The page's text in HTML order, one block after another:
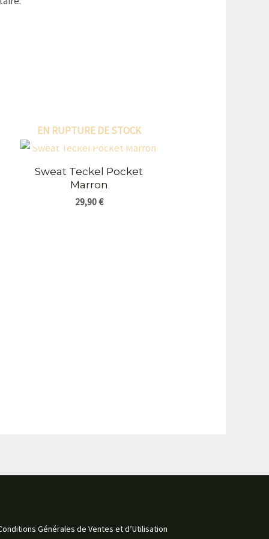
EN RUPTURE DE STOCK
Sweat Teckel Pocket
Marron
29,90€
Générales de Ventes et d’Utilisation